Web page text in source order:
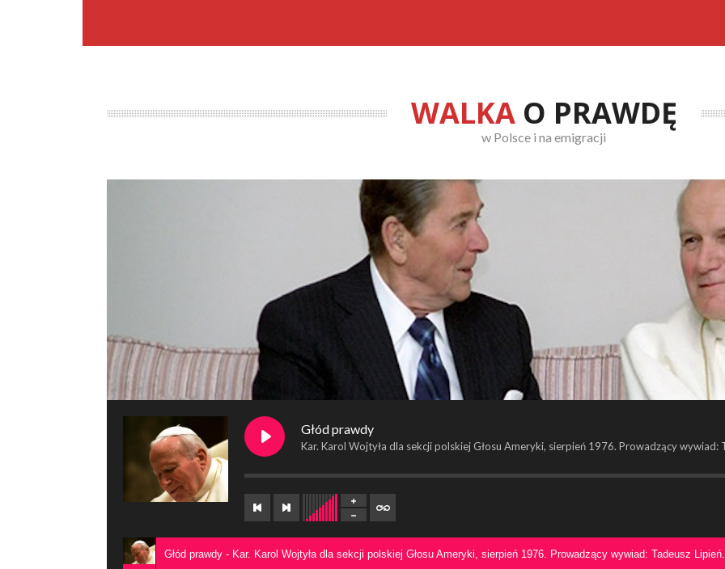
WALKAO PRAWDĘ
w Polsce i na emigracji
Głód prawdy
Kar. Karol Wojtyła dla sekcji polskiej Głosu Ameryki, sierpień 1976. Prowadzący wywiad:
Głód prawdy - Kar. Karol Wojtyła dla sekcji polskiej Głosu Ameryki, sierpień 1976. Prowadzący wywiad: Tadeusz Lipień.